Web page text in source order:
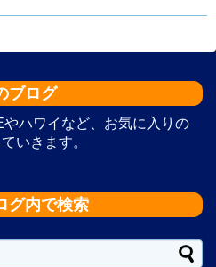
ブログ
ハワイなど、お気に入りの
いきます。
グ内で検索